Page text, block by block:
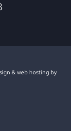
&web hosting by